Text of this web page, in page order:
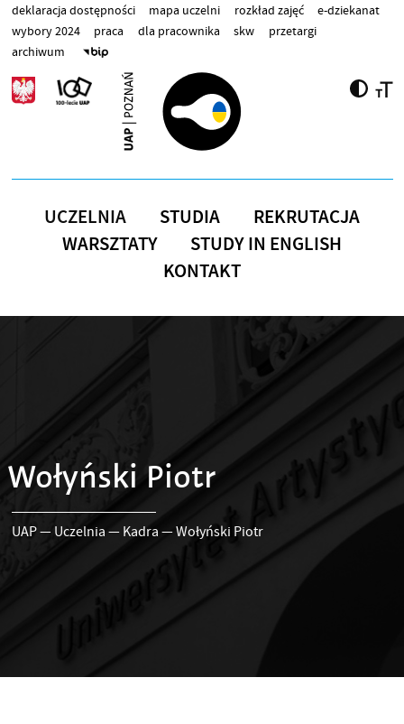
Przejdź do treści
deklaracja dostępności mapa uczelni rozkład zajęć
e-dziekanat
wybory 2024
praca dla pracownika skw
przetargi
archiwum
UCZELNIA STUDIA
REKRUTACJA
WARSZTATY
STUDY IN ENGLISH
KONTAKT
Wołyński Piotr
UAP— Uczelnia — Kadra —Wołyński Piotr